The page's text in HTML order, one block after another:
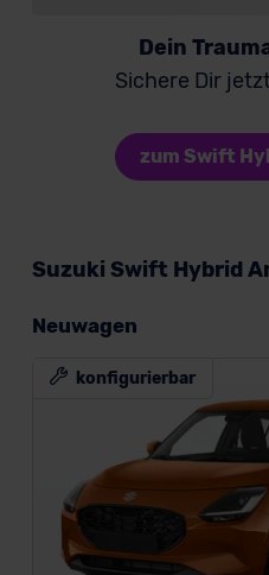
Dein
Sichere Dir
zum Swift
Suzuki Swift Hybrid
Neuwagen
konfigurierbar